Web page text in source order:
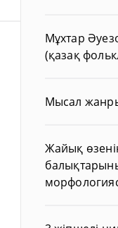
Мұхтар
(қазақ
Мысал
Жайық